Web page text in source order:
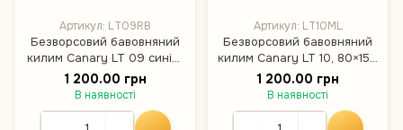
Артикул: LT09RB
Безворсовий бавовняний
килим Canary LT 09 синій/
червоний, 80×150 см
1 200.00 грн
В наявності
Артикул: LT10ML
Безворсовий бавовняний
килим Canary LT 10, 80×150
см
1 200.00 грн
В наявності